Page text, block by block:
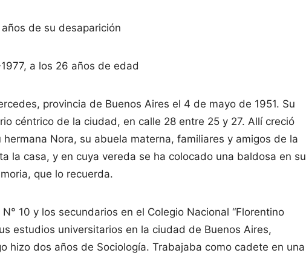
años de su desaparición
a los 26 años de edad
provincia de Buenos Aires el 4 de mayo de 1951. Su
céntrico de la ciudad, en calle 28 entre 25 y 27. Allí creció
Nora, su abuela materna, familiares y amigos de la
la casa, y en cuya vereda se ha colocado una baldosa en su
que lo recuerda.
10 y los secundarios en el Colegio Nacional “Florentino
estudios universitarios en la ciudad de Buenos Aires,
hizo dos años de Sociología. Trabajaba como cadete en una